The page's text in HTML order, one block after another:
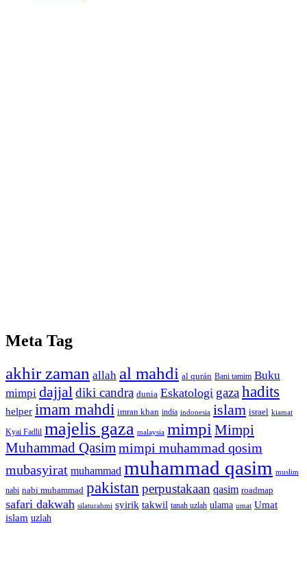
Meta Tag
akhir zaman allah al mahdi al qurán Bani tamim Buku
mimpi dajjaldiki candra dunia Eskatologi gazahadits
helper imam mahdi imran khan india indonesia islam israel kiamat
Kyai Fadlil majelis gaza malaysia mimpi Mimpi
Muhammad Qasimmimpi muhammad qosim
mubasyirat muhammad muhammad qasim muslim
nabi nabi muhammad pakistan perpustakaan qasim roadmap
safari dakwah silaturahmi syirik takwil tanah uzlah ulama umat Umat
islam uzlah